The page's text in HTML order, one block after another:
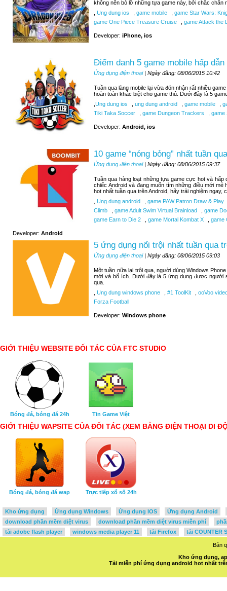
không nên bỏ lỡ những tựa game này, bởi chắc chắn
Ung dung ios game mobile
game Star Wars:
game One Piece Treasure Cruise
game Attack the
Developer: iPhone, ios
Điểm danh 5 game mobile hấp
Ứng dụng điện thoại| Ngày đăng: 08/06/2015 10:42
Tuần qua làng mobile lại vừa đón nhận rất nhiều
hoàn toàn khác biệt cho game thủ. Dưới đây là 5
Ung dung ios ung dung android game mobile
Tiki Taka Soccer
game Dungeon Trackers game
Developer: Android, ios
10 game “nóng bỏng” nhất tuần
Ứng dụng điện thoại| Ngày đăng: 08/06/2015 09:37
Tuần qua hàng loạt những tựa game cực hot và hấp
chiếc Android và đang muốn tìm những điều mới
hot nhất tuần qua trên Android, hãy trải nghiệm ngay,
Ung dung android
game PAW Patron Draw & Play
Climb
game Adult Swim Virtual Brainload
game
game Earn to Die 2
game Mortal Kombat X game
Developer: Android
5 ứng dụng nổi trội nhất tuần qua
Ứng dụng điện thoại| Ngày đăng: 08/06/2015 09:03
Một tuần nữa lại trôi qua, người dùng Windows
mới và bổ ích. Dưới đây là 5 ứng dụng được người
qua.
Ung dung windows phone #1 ToolKit
ooVoo
Forza Football
Developer: Windows phone
GIỚI THIỆU WEBSITE ĐỐI TÁC CỦA FTC STUDIO
Bóng đá, bóng đá 24h Tin Game Việt
GIỚI THIỆU WAPSITE CỦA ĐỐI TÁC (XEM BẰNG ĐIỆN THOẠI DI
Bóng đá, bóng đá wap Trực tiếp xổ số 24h
Kho ứng dụng Ứng dụng Windows Ứng dụng IOS
Ứng dụng Android
download phần mềm diệt virus
download phần mềm diệt virus miễn phí
tải adobe flash player
windows media player 11 tải Firefox tải COUNTER
Bản
Kho ứng dụng,
Tải miễn phí ứng dụng android hot nhất